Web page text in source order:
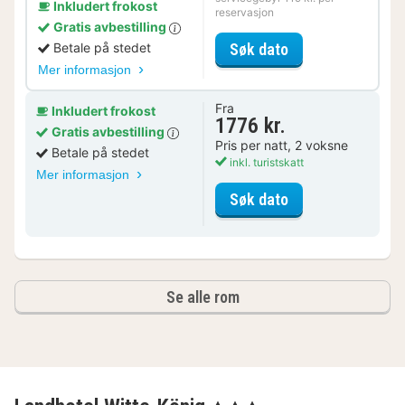
Inkludert frokost
Gratis avbestilling
Betale på stedet
Mer informasjon
reservasjon
Søk datofor Parkering
Inkludert frokost
Gratis avbestilling
Betale på stedet
Mer informasjon
Fra
1776 kr.
Pris per natt, 2 voksne
inkl. turistskatt
Søk datofor Superiorrom
Se alle rom